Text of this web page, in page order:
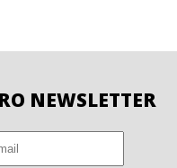
NEWSLETTER